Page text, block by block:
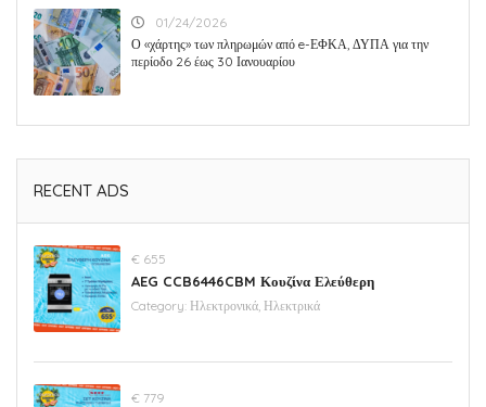
01/24/2026
Ο «χάρτης» των πληρωμών από e-ΕΦΚΑ, ΔΥΠΑ για την
περίοδο 26 έως 30 Ιανουαρίου
RECENT ADS
€ 655
AEG CCB6446CBM Κουζίνα Ελεύθερη
Category: Ηλεκτρονικά, Ηλεκτρικά
€ 779